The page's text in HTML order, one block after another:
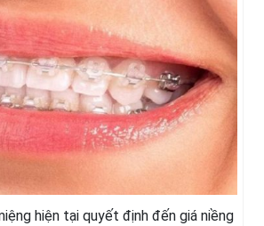
hiện tại quyết định đến giá niềng